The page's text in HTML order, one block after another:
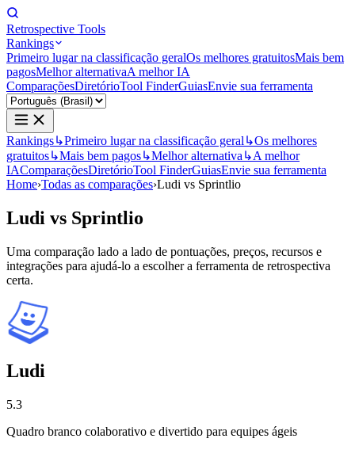
Retrospective Tools
Rankings
Primeiro lugar na classificação geralOs melhores gratuitosMais bem
pagosMelhor alternativaA melhor IA
ComparaçõesDiretórioTool FinderGuiasEnvie sua ferramenta
Rankings↳Primeiro lugar na classificação geral ↳Os melhores
gratuitos↳Mais bem pagos↳Melhor alternativa ↳A melhor
IAComparaçõesDiretórioTool FinderGuiasEnvie sua ferramenta
Home›Todas as comparações›Ludi vs Sprintlio
Ludi vs Sprintlio
Uma comparação lado a lado de pontuações, preços, recursos e
integrações para ajudá-lo a escolher a ferramenta de retrospectiva
certa.
Ludi
5.3
Quadro branco colaborativo e divertido para equipes ágeis